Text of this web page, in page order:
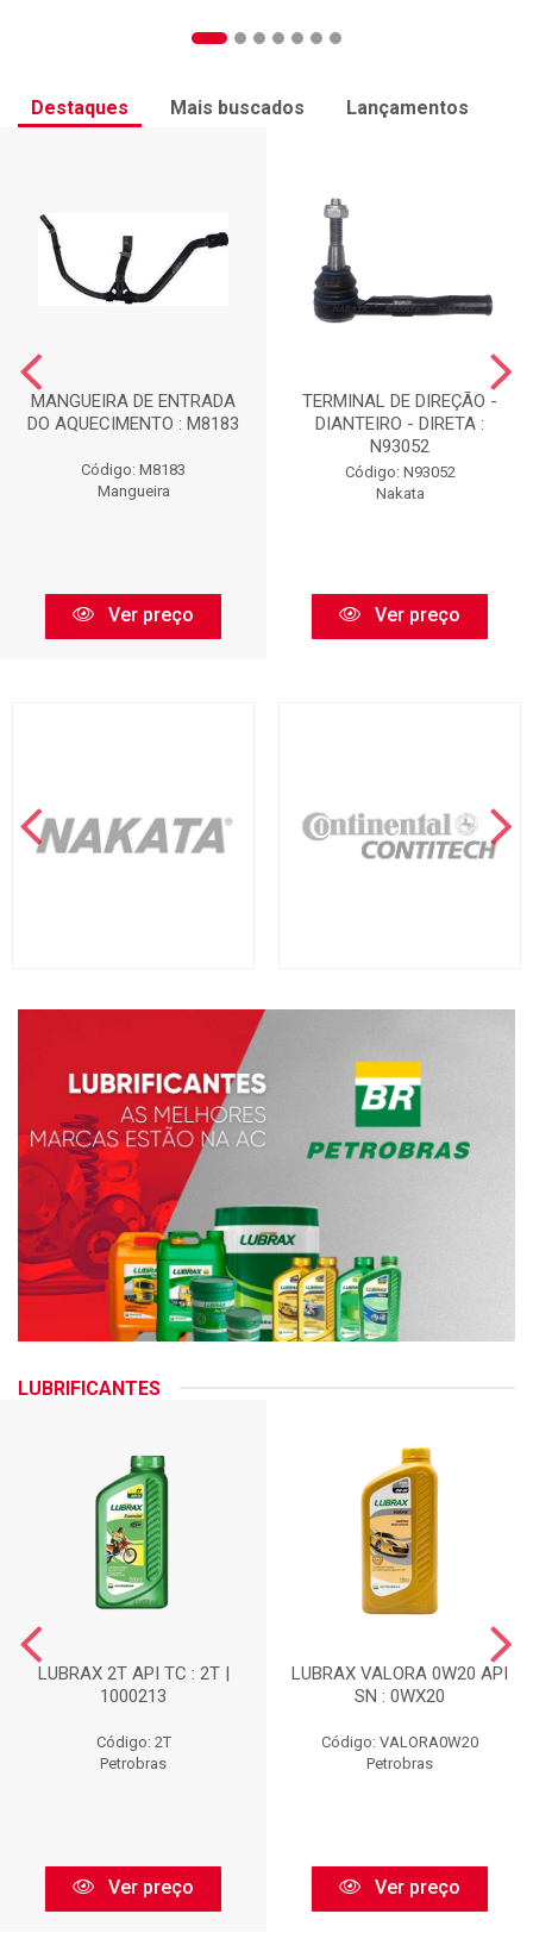
Destaques Mais buscados Lançamentos
MANGUEIRA DE ENTRADA
DO AQUECIMENTO : M8183
Código: M8183
Mangueira
Ver preço
TERMINAL DE DIREÇÃO -
DIANTEIRO - DIRETA :
N93052
Código: N93052
Nakata
Ver preço
LUBRIFICANTES
LUBRAX 2T API TC : 2T |
1000213
Código: 2T
Petrobras
Ver preço
LUBRAX VALORA 0W20 API
SN : 0WX20
Código: VALORA0W20
Petrobras
Ver preço